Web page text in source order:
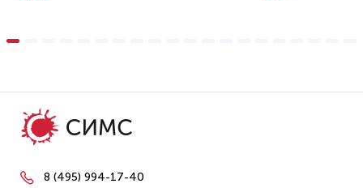
8 (495) 994-17-40